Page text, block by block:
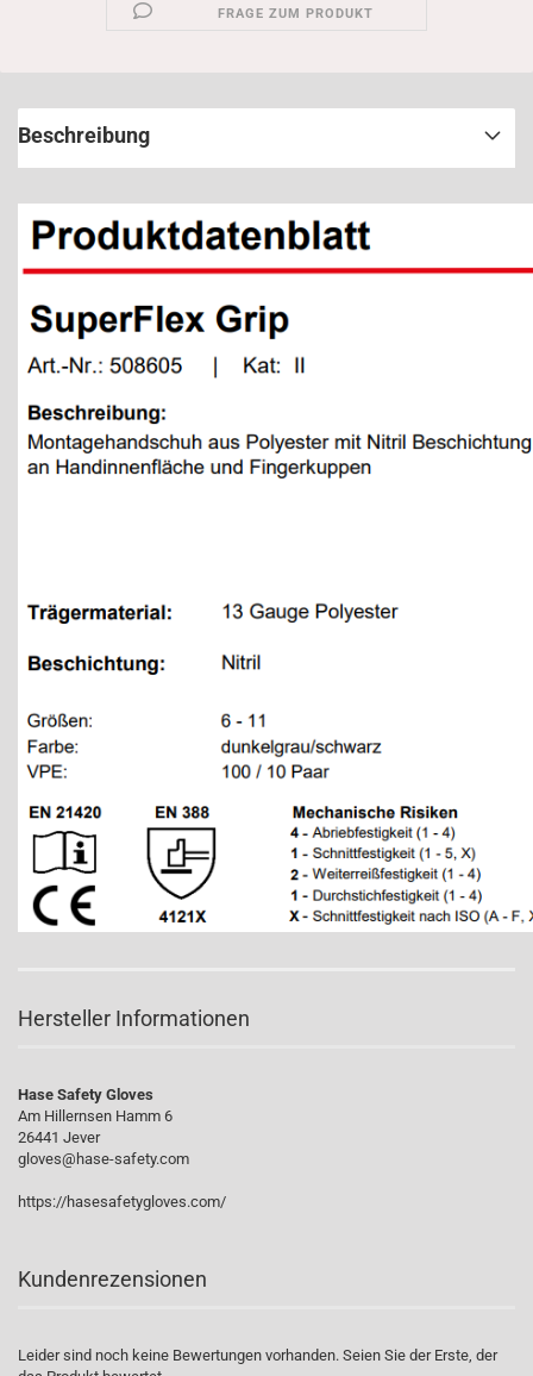
FRAGE ZUM PRODUKT
Beschreibung
Hersteller Informationen
Hase Safety Gloves
Am Hillernsen Hamm 6
26441 Jever
gloves@hase-safety.com
https://hasesafetygloves.com/
Kundenrezensionen
Leider sind noch keine Bewertungen vorhanden. Seien Sie der Erste, der